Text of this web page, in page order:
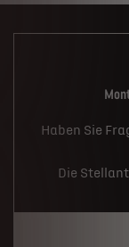
Haben Sie
Die